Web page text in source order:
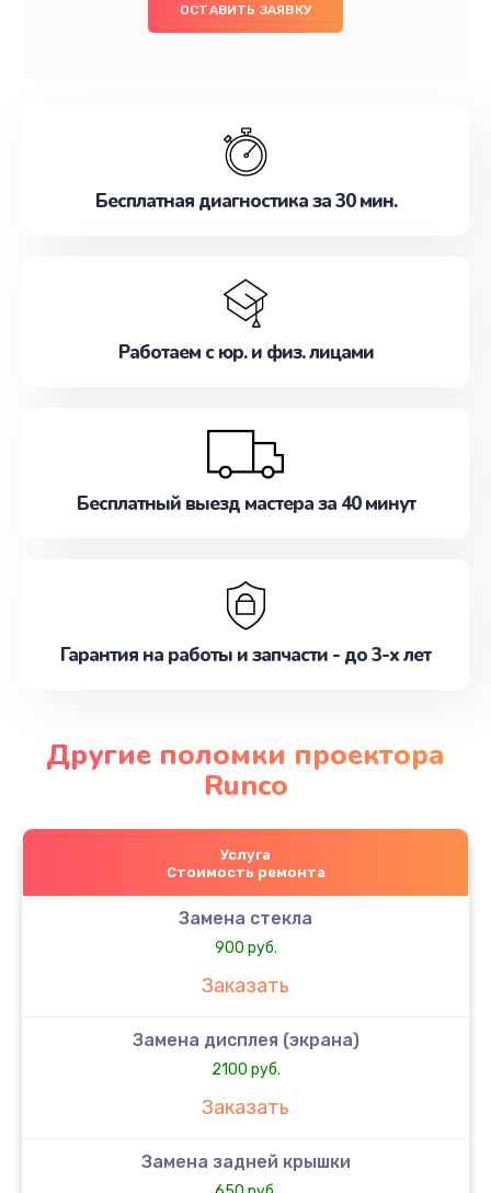
ОСТАВИТЬ ЗАЯВКУ
Бесплатная диагностика за 30 мин.
Работаем с юр. и физ. лицами
Бесплатный выезд мастера за 40 минут
Гарантия на работы и запчасти - до 3-х лет
Другие поломки проектора
Runco
Услуга
Стоимость ремонта
Замена стекла
900 руб.
Заказать
Замена дисплея (экрана)
2100 руб.
Заказать
Замена задней крышки